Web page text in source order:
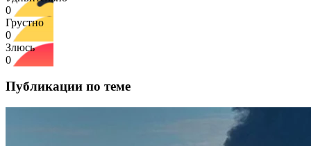
0
Грустно
0
Злюсь
0
Публикации по теме